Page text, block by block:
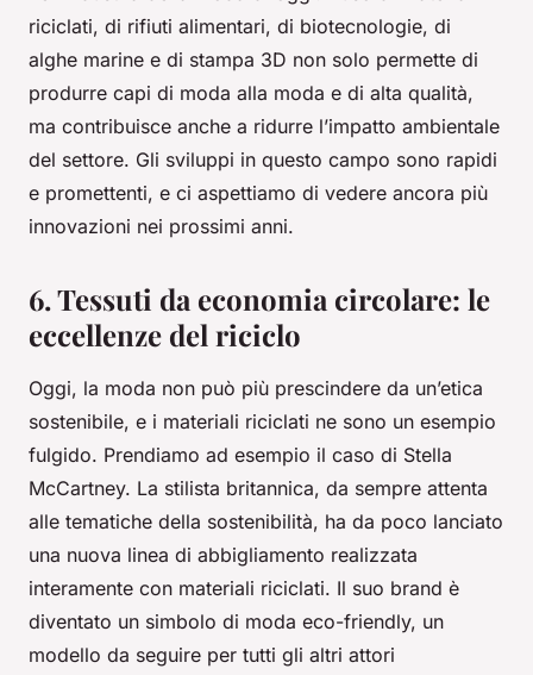
riciclati, di rifiuti alimentari, di biotecnologie, di
alghe marine e di stampa 3D non solo permette di
produrre capi di moda alla moda e di alta qualità,
ma contribuisce anche a ridurre l’impatto ambientale
del settore. Gli sviluppi in questo campo sono rapidi
e promettenti, e ci aspettiamo di vedere ancora più
innovazioni nei prossimi anni.
6. Tessuti da economia circolare: le
eccellenze del riciclo
Oggi, la moda non può più prescindere da un’etica
sostenibile, e i materiali riciclati ne sono un esempio
fulgido. Prendiamo ad esempio il caso di Stella
McCartney. La stilista britannica, da sempre attenta
alle tematiche della sostenibilità, ha da poco lanciato
una nuova linea di abbigliamento realizzata
interamente con materiali riciclati. Il suo brand è
diventato un simbolo di moda eco-friendly, un
modello da seguire per tutti gli altri attori